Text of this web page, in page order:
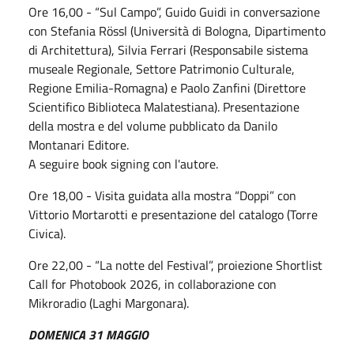
Ore 16,00 - “Sul Campo”, Guido Guidi in conversazione
con Stefania Rössl (Università di Bologna, Dipartimento
di Architettura), Silvia Ferrari (Responsabile sistema
museale Regionale, Settore Patrimonio Culturale,
Regione Emilia-Romagna) e Paolo Zanfini (Direttore
Scientifico Biblioteca Malatestiana). Presentazione
della mostra e del volume pubblicato da Danilo
Montanari Editore.
A seguire book signing con l'autore.
Ore 18,00 - Visita guidata alla mostra “Doppi” con
Vittorio Mortarotti e presentazione del catalogo (Torre
Civica).
Ore 22,00 - “La notte del Festival”, proiezione Shortlist
Call for Photobook 2026, in collaborazione con
Mikroradio (Laghi Margonara).
DOMENICA 31 MAGGIO